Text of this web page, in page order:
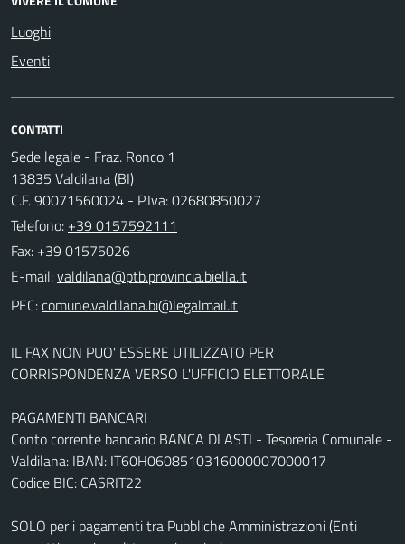
Luoghi
Eventi
CONTATTI
Sede legale - Fraz. Ronco 1
13835 Valdilana (BI)
C.F. 90071560024 - P.Iva: 02680850027
Telefono: +39 0157592111
Fax: +39 01575026
E-mail:
PEC:
IL FAX NON PUO' ESSERE UTILIZZATO PER
CORRISPONDENZA VERSO L'UFFICIO ELETTORALE
PAGAMENTI BANCARI
Conto corrente bancario BANCA DI ASTI - Tesoreria Comunale -
Valdilana: IBAN: IT60H0608510316000007000017
Codice BIC: CASRIT22
SOLO per i pagamenti tra Pubbliche Amministrazioni (Enti